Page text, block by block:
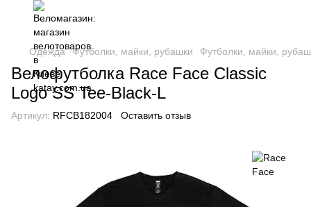
Одежда Футболки, майки, рубашки Футболки, майки,
Велофутболка Race Face Classic
Logo SS Tee-Black-L
Артикул: RFCB182004 Оставить отзыв